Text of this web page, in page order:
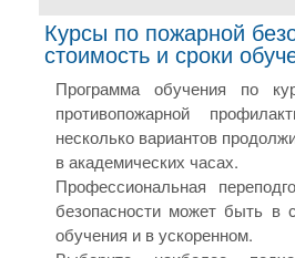
Курсы по пожарной
стоимость и сроки
Программа обучения по
противопожарной
несколько вариантов
в академических часах.
Профессиональная
безопасности может быть в
обучения и в ускоренном.